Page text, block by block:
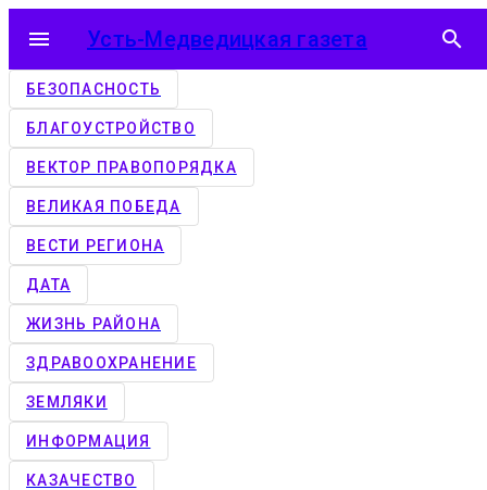
menu Усть-Медведицкая газета search
БЕЗОПАСНОСТЬ
БЛАГОУСТРОЙСТВО
ВЕКТОР ПРАВОПОРЯДКА
ВЕЛИКАЯ ПОБЕДА
ВЕСТИ РЕГИОНА
ДАТА
ЖИЗНЬ РАЙОНА
ЗДРАВООХРАНЕНИЕ
ЗЕМЛЯКИ
ИНФОРМАЦИЯ
КАЗАЧЕСТВО